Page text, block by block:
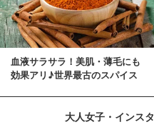
血液サラサラ！美肌・薄毛にも
効果アリ♪世界最古のスパイス
大人女子・インス